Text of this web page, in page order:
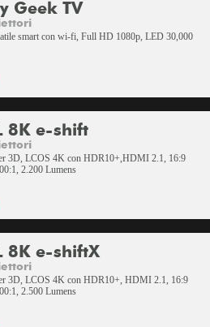
Geek TV
smart con wi-fi, Full HD 1080p, LED 30,000
8K e-shift
3D, LCOS 4K con HDR10+,HDMI 2.1, 16:9
2.200 Lumens
8K e-shiftX
3D, LCOS 4K con HDR10+, HDMI 2.1, 16:9
2.500 Lumens